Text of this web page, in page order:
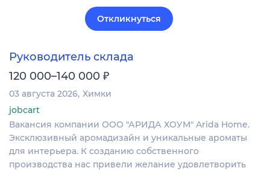
Откликнуться
Руководитель склада
120 000–140 000 ₽
03 августа 2026 Химки
jobcart
Вакансия компании ООО "АРИДА ХОУМ" Arida Home.
Эксклюзивный аромадизайн и уникальные ароматы
для интерьера. К созданию собственного
производства нас привели желание удовлетворить